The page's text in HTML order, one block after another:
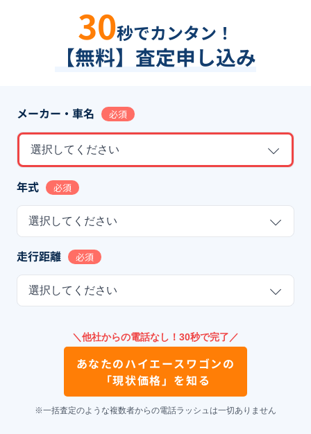
30秒でカンタン！
【無料】査定申し込み
メーカー・車名 必須
選択してください
年式 必須
選択してください
走行距離 必須
選択してください
＼他社からの電話なし！30秒で完了／
あなたのハイエースワゴンの
「現状価格」を知る
※一括査定のような複数者からの電話ラッシュは一切ありません